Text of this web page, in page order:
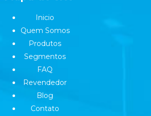
Inicio
Quem Somos
Produtos
Segmentos
FAQ
Revendedor
Blog
Contato